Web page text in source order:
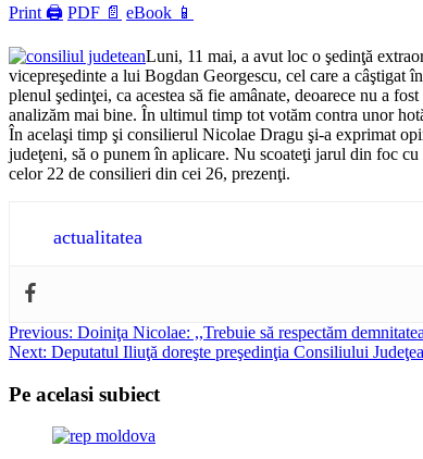
Print 🖨 PDF 📄 eBook 📱
Luni, 11 mai, a avut loc o şedinţă
vicepreşedinte a lui Bogdan Georgescu, cel care a câştigat
plenul şedinţei, ca acestea să fie amânate, deoarece nu a
analizăm mai bine. În ultimul timp tot votăm contra unor
În acelaşi timp şi consilierul Nicolae Dragu şi-a exprimat
judeţeni, să o punem în aplicare. Nu scoateţi jarul din foc
celor 22 de consilieri din cei 26, prezenţi.
actualitatea
Post
navigation
Previous: Doiniţa Nicolae: ,,Trebuie să respectăm
Next: Deputatul Iliuţă doreşte preşedinţia Consiliului
Pe acelasi subiect